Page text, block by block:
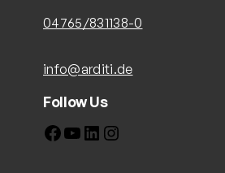
04765/831138-0
info@arditi.de
Follow Us
Facebook YouTube LinkedIn Instagram